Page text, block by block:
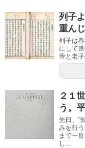
列子
重ん
列子は
にして
帝と老
２１
う。
先日、”
みを行
まで一
し...